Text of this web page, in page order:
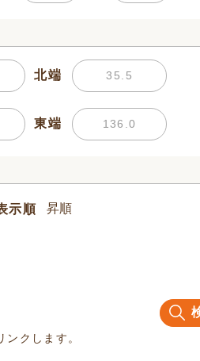
北端
東端
示順
クします。